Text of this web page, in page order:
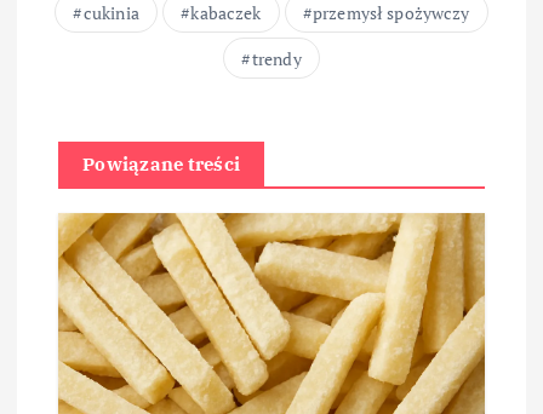
cukinia kabaczek
przemysł spożywczy
trendy
Powiązane treści